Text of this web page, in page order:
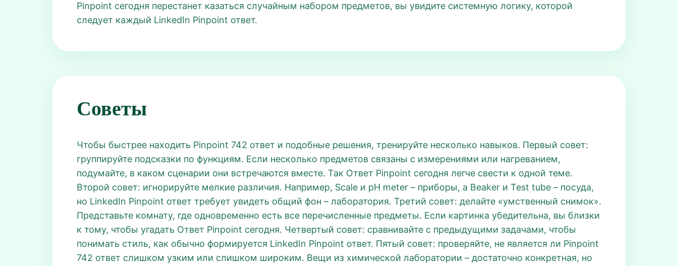
Pinpoint сегодня перестанет казаться случайным набором предметов, вы увидите системную логику, которой
следует каждый LinkedIn Pinpoint ответ.
Советы
Чтобы быстрее находить Pinpoint 742 ответ и подобные решения, тренируйте несколько навыков. Первый совет:
группируйте подсказки по функциям. Если несколько предметов связаны с измерениями или нагреванием,
подумайте, в каком сценарии они встречаются вместе. Так Ответ Pinpoint сегодня легче свести к одной теме.
Второй совет: игнорируйте мелкие различия. Например, Scale и pH meter – приборы, а Beaker и Test tube – посуда,
но LinkedIn Pinpoint ответ требует увидеть общий фон – лаборатория. Третий совет: делайте «умственный снимок».
Представьте комнату, где одновременно есть все перечисленные предметы. Если картинка убедительна, вы близки
к тому, чтобы угадать Ответ Pinpoint сегодня. Четвертый совет: сравнивайте с предыдущими задачами, чтобы
понимать стиль, как обычно формируется LinkedIn Pinpoint ответ. Пятый совет: проверяйте, не является ли Pinpoint
742 ответ слишком узким или слишком широким. Вещи из химической лаборатории – достаточно конкретная, но